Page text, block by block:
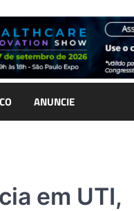
ANUNCIE
em UTI,